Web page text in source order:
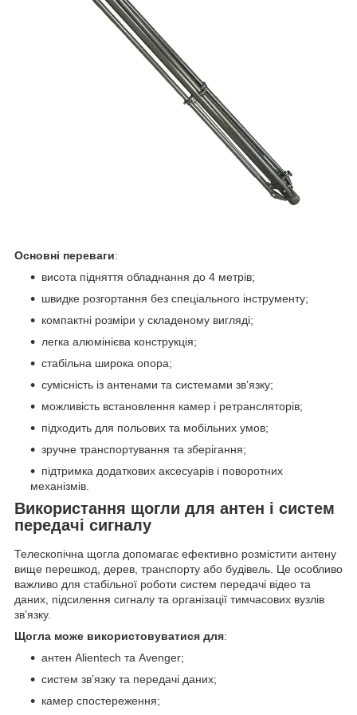
Основні переваги:
висота підняття обладнання до 4 метрів;
швидке розгортання без спеціального інструменту;
компактні розміри у складеному вигляді;
легка алюмінієва конструкція;
стабільна широка опора;
сумісність із антенами та системами зв’язку;
можливість встановлення камер і ретрансляторів;
підходить для польових та мобільних умов;
зручне транспортування та зберігання;
підтримка додаткових аксесуарів і поворотних
механізмів.
Використання щогли для антен і систем
передачі сигналу
Телескопічна щогла допомагає ефективно розмістити антену
вище перешкод, дерев, транспорту або будівель. Це особливо
важливо для стабільної роботи систем передачі відео та
даних, підсилення сигналу та організації тимчасових вузлів
зв’язку.
Щогла може використовуватися для:
антен Alientech та Avenger;
систем зв’язку та передачі даних;
камер спостереження;